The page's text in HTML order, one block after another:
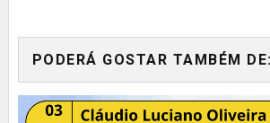
PODERÁ GOSTAR TAMBÉM DE: